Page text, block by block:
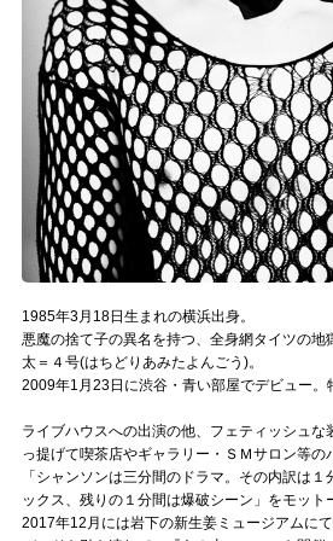
Official SNS
1985年3月18日生まれの横浜出身。
悪魔の捨て子の異名を持つ、全身網タイツの地
太＝４号(はちどりあみたよんごう)。
2009年1月23日に渋谷・青い部屋でデビュー。
ライブハウスへの出演の他、フェティッシュな
っ提げて喫茶店やギャラリー・ＳＭサロン等の
「シャンソンは三分間のドラマ。その内訳は
ックス、残りの１分間は爆破シーン」をモット
2017年12月には岩下の新生姜ミュージアムに